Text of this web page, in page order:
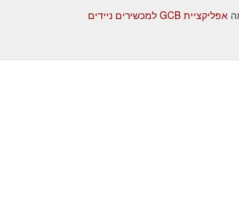
אפליקציית GCB למכשירים ניידים